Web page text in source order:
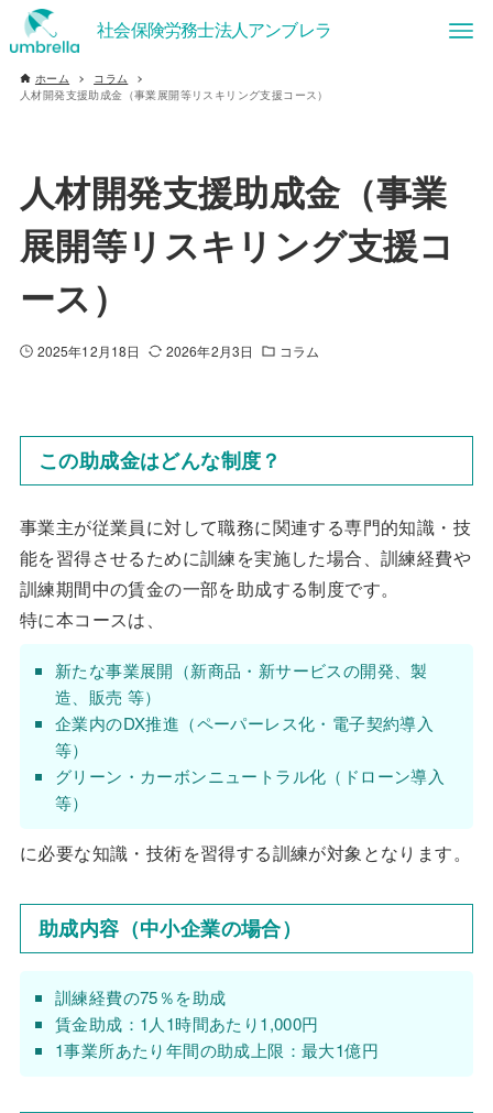
ホーム
コラム
人材開発支援助成金（事業展開等リスキリング支援コース）
人材開発支援助成金（事業
展開等リスキリング支援コ
ース）
2025年12月18日 2026年2月3日 コラム
この助成金はどんな制度？
事業主が従業員に対して職務に関連する専門的知識・技
能を習得させるために訓練を実施した場合、訓練経費や
訓練期間中の賃金の一部を助成する制度です。
特に本コースは、
新たな事業展開（新商品・新サービスの開発、製
造、販売 等）
企業内のDX推進（ペーパーレス化・電子契約導入
等）
グリーン・カーボンニュートラル化（ドローン導入
等）
に必要な知識・技術を習得する訓練が対象となります。
助成内容（中小企業の場合）
訓練経費の75％を助成
賃金助成：1人1時間あたり1,000円
1事業所あたり年間の助成上限：最大1億円